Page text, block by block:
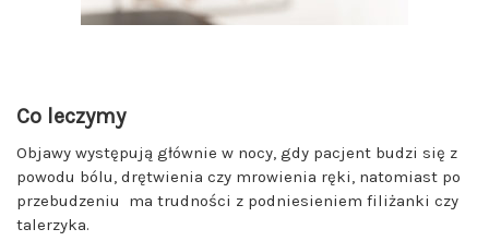
Co leczymy
Objawy występują głównie w nocy, gdy pacjent budzi się z
powodu bólu, drętwienia czy mrowienia ręki, natomiast po
przebudzeniu ma trudności z podniesieniem filiżanki czy
talerzyka.